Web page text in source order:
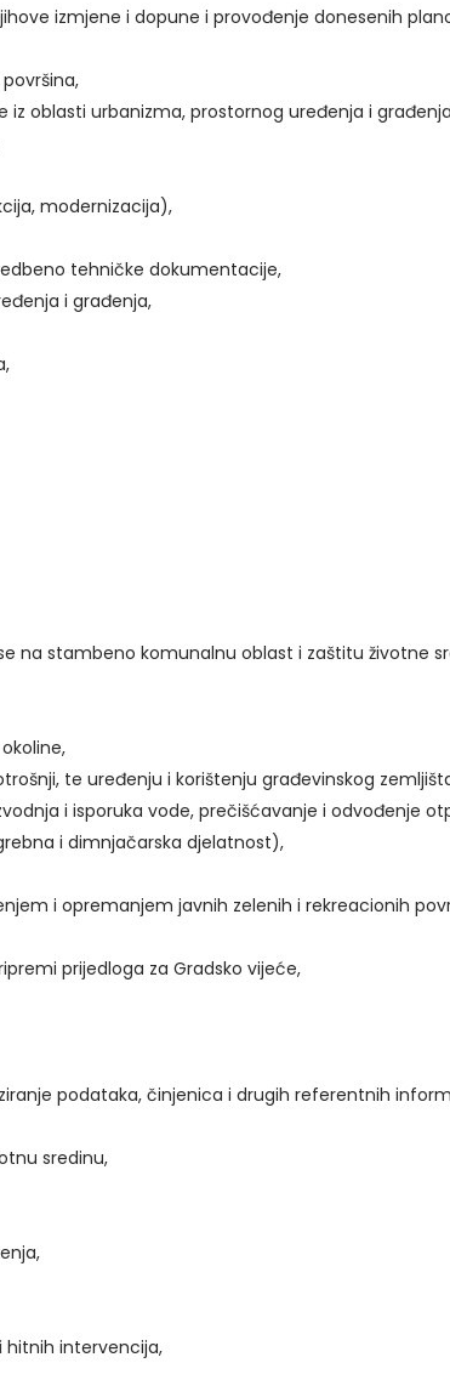
izmjene i dopune i provođenje donesenih
oblasti urbanizma, prostornog uređenja i
modernizacija),
tehničke dokumentacije,
i građenja,
na stambeno komunalnu oblast i zaštitu životne
te uređenju i korištenju građevinskog
i isporuka vode, prečišćavanje i odvođenje
i dimnjačarska djelatnost),
i opremanjem javnih zelenih i rekreacionih
prijedloga za Gradsko vijeće,
podataka, činjenica i drugih referentnih
sredinu,
hitnih intervencija,